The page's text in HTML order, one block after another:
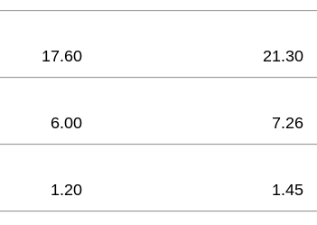
17.60 21.30
6.00 7.26
1.20 1.45